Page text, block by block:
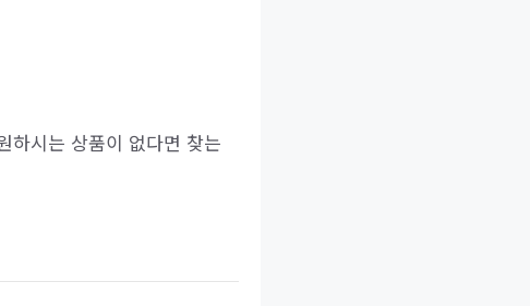
하시는 상품이 없다면 찾는